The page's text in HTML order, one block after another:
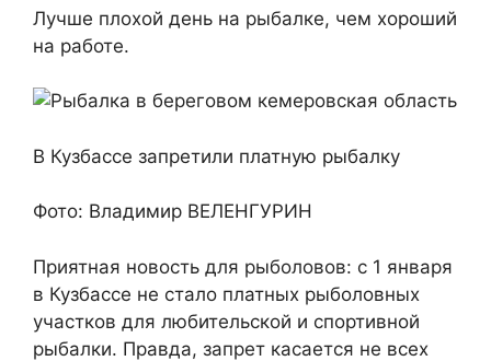
Лучше плохой день на рыбалке, чем хороший
на работе.
В Кузбассе запретили платную рыбалку
Фото: Владимир ВЕЛЕНГУРИН
Приятная новость для рыболовов: с 1 января
в Кузбассе не стало платных рыболовных
участков для любительской и спортивной
рыбалки. Правда, запрет касается не всех